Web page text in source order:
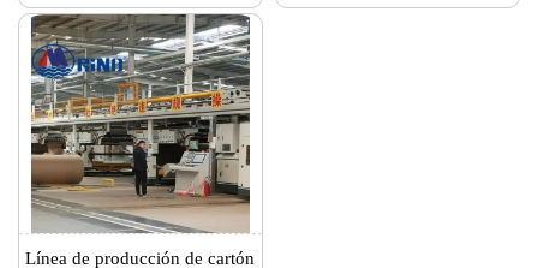
soporte hidráulico de rodillos
de laminación
m/min-2200 mm
Línea de producción de cartón